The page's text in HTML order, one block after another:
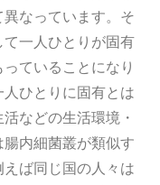
なっています。そ
一人ひとりが固有
ていることになり
人ひとりに固有とは
などの生活環境・
内細菌叢が類似す
えば同じ国の人々は